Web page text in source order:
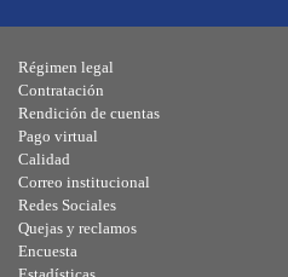
Régimen legal
Contratación
Rendición de cuentas
Pago virtual
Calidad
Correo institucional
Redes Sociales
Quejas y reclamos
Encuesta